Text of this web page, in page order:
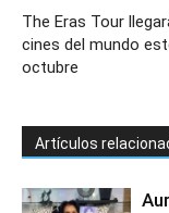
The Eras Tour
cines del mundo
octubre
Artículos